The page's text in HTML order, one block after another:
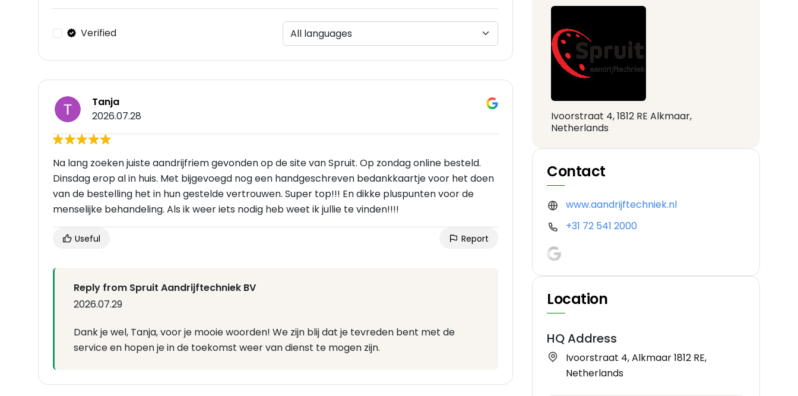
Verified
Tanja
2026.07.28
Na lang zoeken juiste aandrijfriem gevonden op de site van Spruit. Op zondag online besteld.
Dinsdag erop al in huis. Met bijgevoegd nog een handgeschreven bedankkaartje voor het doen
van de bestelling het in hun gestelde vertrouwen. Super top!!! En dikke pluspunten voor de
menselijke behandeling. Als ik weer iets nodig heb weet ik jullie te vinden!!!!
Useful Report
Reply from Spruit Aandrijftechniek BV
2026.07.29
Dank je wel, Tanja, voor je mooie woorden! We zijn blij dat je tevreden bent met de
service en hopen je in de toekomst weer van dienst te mogen zijn.
Ivoorstraat 4, 1812 RE Alkmaar,
Netherlands
Contact
www.aandrijftechniek.nl
+31 72 541 2000
Location
HQ Address
Ivoorstraat 4, Alkmaar 1812 RE,
Netherlands